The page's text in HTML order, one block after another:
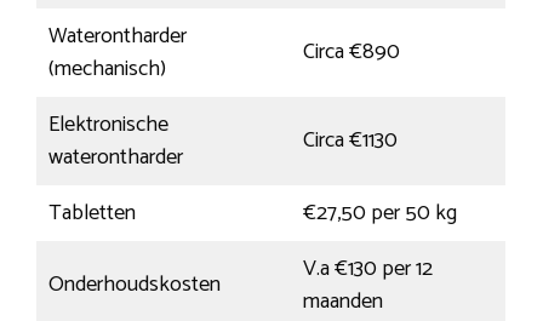
Waterontharder
(mechanisch)
Circa €890
Elektronische
waterontharder
Circa €1130
Tabletten
€27,50 per 50 kg
Onderhoudskosten
V.a €130 per 12
maanden